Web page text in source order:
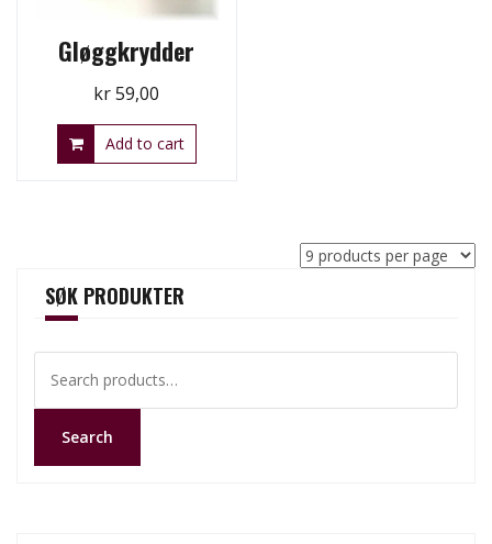
Gløggkrydder
kr59,00
Add to cart
SØK PRODUKTER
for:
Search